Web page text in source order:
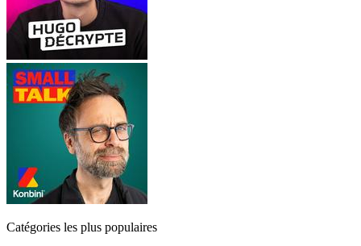
Catégories les plus populaires